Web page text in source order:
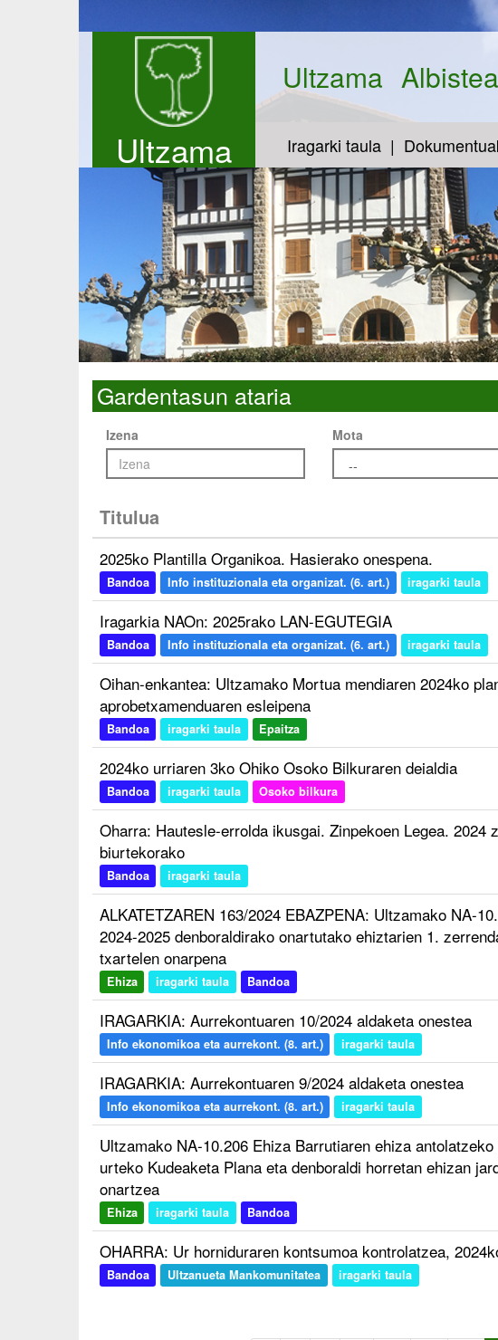
Ultzama
Ultzama
Iragarki taula
Gardentasun ataria
Izena
Mota
Titulua
2025ko Plantilla Organikoa. Hasierako onespena.
Bandoa Info instituzionala eta organizat. (6. art.) iragarki taula
Iragarkia NAOn: 2025rako LAN-EGUTEGIA
Bandoa Info instituzionala eta organizat. (6. art.) iragarki taula
Oihan-enkantea: Ultzamako Mortua mendiaren 2024ko
aprobetxamenduaren esleipena
Bandoa iragarki taula Epaitza
2024ko urriaren 3ko Ohiko Osoko Bilkuraren deialdia
Bandoa iragarki taula Osoko bilkura
Oharra: Hautesle-errolda ikusgai. Zinpekoen Legea. 2024
biurtekorako
Bandoa iragarki taula
ALKATETZAREN 163/2024 EBAZPENA: Ultzamako NA-
2024-2025 denboraldirako onartutako ehiztarien 1.
txartelen onarpena
Ehiza iragarki taula Bandoa
IRAGARKIA: Aurrekontuaren 10/2024 aldaketa onestea
Info ekonomikoa eta aurrekont. (8. art.) iragarki taula
IRAGARKIA: Aurrekontuaren 9/2024 aldaketa onestea
Info ekonomikoa eta aurrekont. (8. art.) iragarki taula
Ultzamako NA-10.206 Ehiza Barrutiaren ehiza
urteko Kudeaketa Plana eta denboraldi horretan ehizan
onartzea
Ehiza iragarki taula Bandoa
OHARRA: Ur horniduraren kontsumoa kontrolatzea,
Bandoa Ultzanueta Mankomunitatea iragarki taula